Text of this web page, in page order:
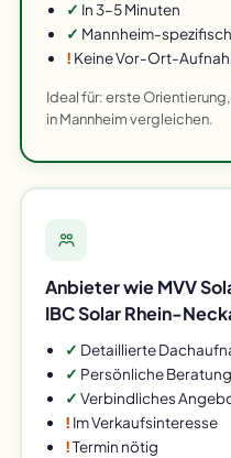
✓ In 3–5 Minuten
✓ Mannheim-
! Keine Vor-Ort-
Ideal für: erste
in Mannheim vergleichen.
Anbieter wie MVV
IBC Solar Rhein-
✓ Detaillierte
✓ Persönliche Beratung
✓ Verbindliches
! Im Verkaufsinteresse
!Termin nötig